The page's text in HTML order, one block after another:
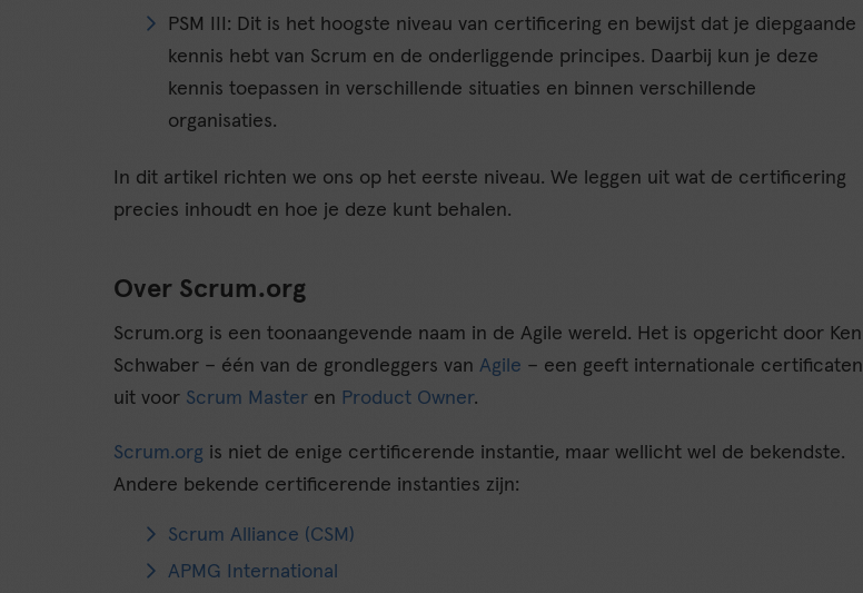
PSM III: Dit is het hoogste niveau van certificering en bewijst dat je diepgaande
kennis hebt van Scrum en de onderliggende principes. Daarbij kun je deze
kennis toepassen in verschillende situaties en binnen verschillende
organisaties.
In dit artikel richten we ons op het eerste niveau. We leggen uit wat de certificering
precies inhoudt en hoe je deze kunt behalen.
Over Scrum.org
Scrum.org is een toonaangevende naam in de Agile wereld. Het is opgericht door Ken
Schwaber – één van de grondleggers van Agile – een geeft internationale certificaten
uit voor Scrum Master en Product Owner.
Scrum.org is niet de enige certificerende instantie, maar wellicht wel de bekendste.
Andere bekende certificerende instanties zijn:
Scrum Alliance (CSM)
APMG International